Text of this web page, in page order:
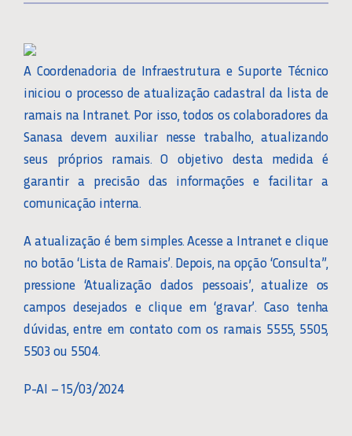
A Coordenadoria de Infraestrutura e Suporte Técnico
iniciou o processo de atualização cadastral da lista de
ramais na Intranet. Por isso, todos os colaboradores da
Sanasa devem auxiliar nesse trabalho, atualizando
seus próprios ramais. O objetivo desta medida é
garantir a precisão das informações e facilitar a
comunicação interna.
A atualização é bem simples. Acesse a Intranet e clique
no botão ‘Lista de Ramais’. Depois, na opção ‘Consulta”,
pressione ‘Atualização dados pessoais’, atualize os
campos desejados e clique em ‘gravar’. Caso tenha
dúvidas, entre em contato com os ramais 5555, 5505,
5503 ou 5504.
P-AI – 15/03/2024